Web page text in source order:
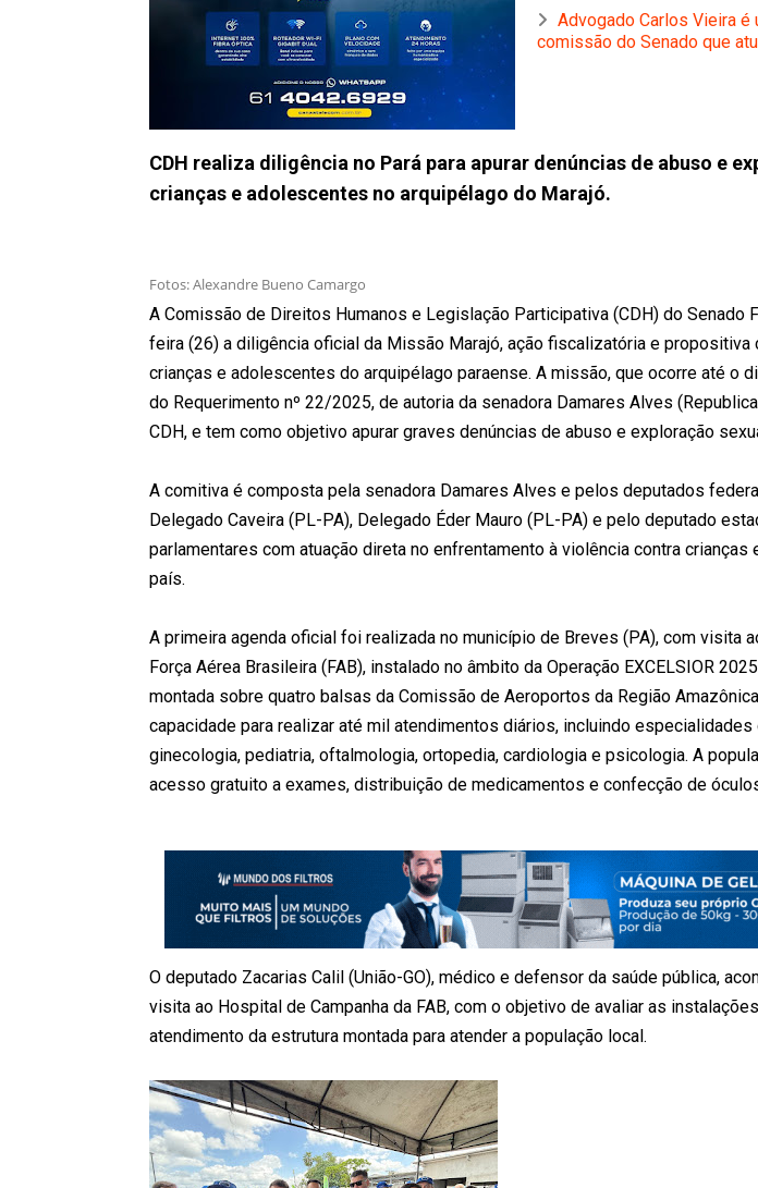
Advogado Carlos Vieira
comissão do Senado que
CDH realiza diligência no Pará para apurar denúncias de abuso e
crianças e adolescentes no arquipélago do Marajó.
Fotos: Alexandre Bueno Camargo
A Comissão de Direitos Humanos e Legislação Participativa (CDH) do Senado
feira (26) a diligência oficial da Missão Marajó, ação fiscalizatória e propositiva
crianças e adolescentes do arquipélago paraense. A missão, que ocorre até o
do Requerimento nº 22/2025, de autoria da senadora Damares Alves
CDH, e tem como objetivo apurar graves denúncias de abuso e exploração
A comitiva é composta pela senadora Damares Alves e pelos deputados
Delegado Caveira (PL-PA), Delegado Éder Mauro (PL-PA) e pelo deputado
parlamentares com atuação direta no enfrentamento à violência contra
país.
A primeira agenda oficial foi realizada no município de Breves (PA), com visita
Força Aérea Brasileira (FAB), instalado no âmbito da Operação EXCELSIOR
montada sobre quatro balsas da Comissão de Aeroportos da Região
capacidade para realizar até mil atendimentos diários, incluindo
ginecologia, pediatria, oftalmologia, ortopedia, cardiologia e psicologia. A
acesso gratuito a exames, distribuição de medicamentos e confecção de
O deputado Zacarias Calil (União-GO), médico e defensor da saúde pública,
visita ao Hospital de Campanha da FAB, com o objetivo de avaliar as
atendimento da estrutura montada para atender a população local.